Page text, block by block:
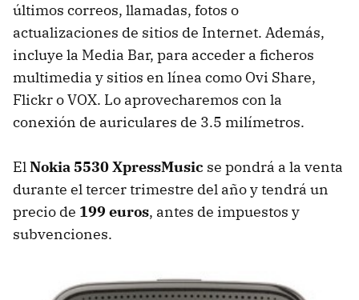
últimos correos, llamadas, fotos o
actualizaciones de sitios de Internet. Además,
incluye la Media Bar, para acceder a ficheros
multimedia y sitios en línea como Ovi Share,
Flickr oVOX. Lo aprovecharemos con la
conexión de auriculares de 3.5 milímetros.
ElNokia 5530 XpressMusic se pondrá a la venta
durante el tercer trimestre del año y tendrá un
precio de 199 euros, antes de impuestos y
subvenciones.